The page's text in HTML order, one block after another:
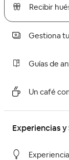
Recibir
Gestiona
Guías de
Un café
Experiencias